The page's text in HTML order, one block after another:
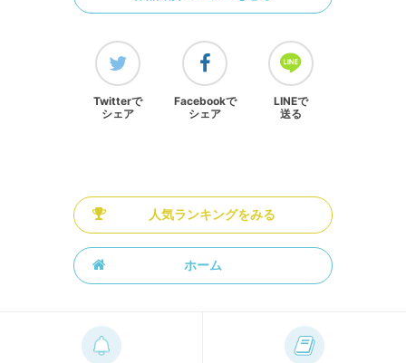
Twitterで
シェア
Facebookで
シェア
LINEで
送る
人気ランキングをみる
ホーム